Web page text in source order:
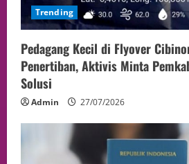
Trending
Pedagang Kecil di Flyover
Penertiban, Aktivis Minta
Solusi
Admin 27/07/2026